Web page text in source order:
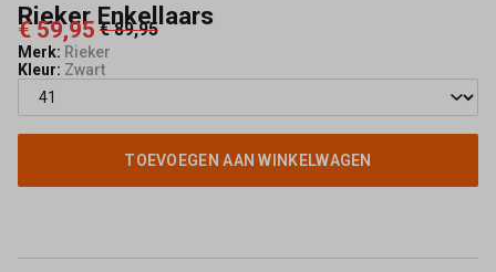
Rieker Enkellaars
€ 59,95 € 89,95
Merk: Rieker
Kleur: Zwart
TOEVOEGEN AAN WINKELWAGEN